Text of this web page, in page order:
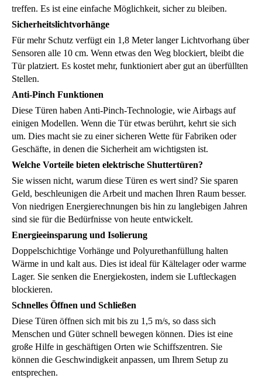
treffen. Es ist eine einfache Möglichkeit, sicher zu bleiben.
Sicherheitslichtvorhänge
Für mehr Schutz verfügt ein 1,8 Meter langer Lichtvorhang über
Sensoren alle 10 cm. Wenn etwas den Weg blockiert, bleibt die
Tür platziert. Es kostet mehr, funktioniert aber gut an überfüllten
Stellen.
Anti-Pinch Funktionen
Diese Türen haben Anti-Pinch-Technologie, wie Airbags auf
einigen Modellen. Wenn die Tür etwas berührt, kehrt sie sich
um. Dies macht sie zu einer sicheren Wette für Fabriken oder
Geschäfte, in denen die Sicherheit am wichtigsten ist.
Welche Vorteile bieten elektrische Shuttertüren?
Sie wissen nicht, warum diese Türen es wert sind? Sie sparen
Geld, beschleunigen die Arbeit und machen Ihren Raum besser.
Von niedrigen Energierechnungen bis hin zu langlebigen Jahren
sind sie für die Bedürfnisse von heute entwickelt.
Energieeinsparung und Isolierung
Doppelschichtige Vorhänge und Polyurethanfüllung halten
Wärme in und kalt aus. Dies ist ideal für Kältelager oder warme
Lager. Sie senken die Energiekosten, indem sie Luftleckagen
blockieren.
Schnelles Öffnen und Schließen
Diese Türen öffnen sich mit bis zu 1,5 m/s, so dass sich
Menschen und Güter schnell bewegen können. Dies ist eine
große Hilfe in geschäftigen Orten wie Schiffszentren. Sie
können die Geschwindigkeit anpassen, um Ihrem Setup zu
entsprechen.